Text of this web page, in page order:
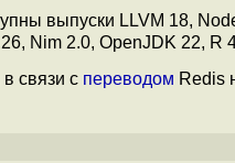
выпуски LLVM 18,
Nim 2.0, OpenJDK 22, R
в связи с переводом Redis